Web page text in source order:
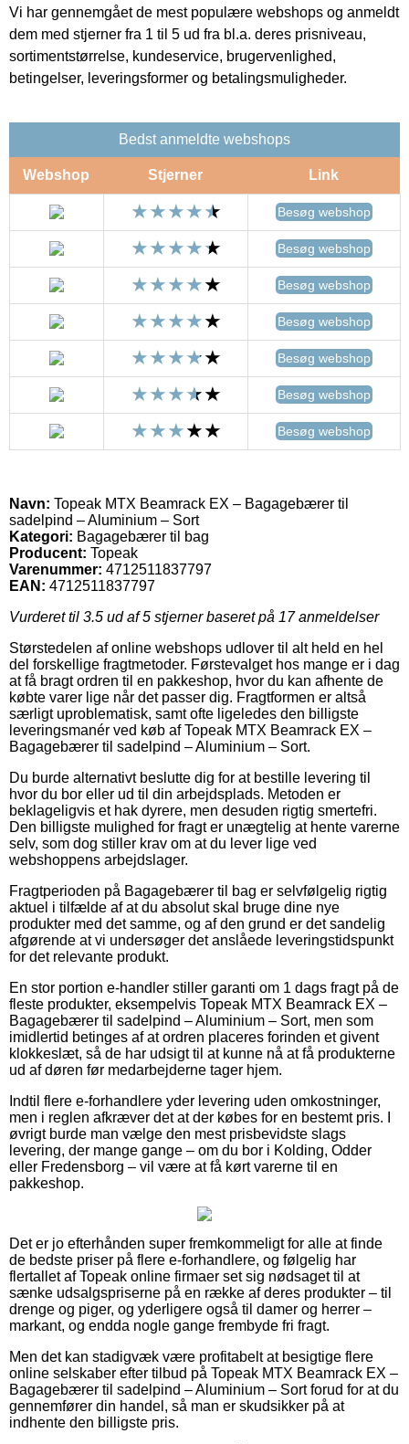
Vi har gennemgået de mest populære webshops og anmeldt
dem med stjerner fra 1 til 5 ud fra bl.a. deres prisniveau,
sortimentstørrelse, kundeservice, brugervenlighed,
betingelser, leveringsformer og betalingsmuligheder.
Bedst anmeldte webshops
Webshop Stjerner Link
Besøg webshop
Besøg webshop
Besøg webshop
Besøg webshop
Besøg webshop
Besøg webshop
Besøg webshop
Navn: Topeak MTX Beamrack EX – Bagagebærer til
sadelpind – Aluminium – Sort
Kategori: Bagagebærer til bag
Producent: Topeak
Varenummer: 4712511837797
EAN: 4712511837797
Vurderet til 3.5 ud af 5 stjerner baseret på 17anmeldelser
Størstedelen af online webshops udlover til alt held en hel
del forskellige fragtmetoder. Førstevalget hos mange er i dag
at få bragt ordren til en pakkeshop, hvor du kan afhente de
købte varer lige når det passer dig. Fragtformen er altså
særligt uproblematisk, samt ofte ligeledes den billigste
leveringsmanér ved køb af Topeak MTX Beamrack EX –
Bagagebærer til sadelpind – Aluminium – Sort.
Du burde alternativt beslutte dig for at bestille levering til
hvor du bor eller ud til din arbejdsplads. Metoden er
beklageligvis et hak dyrere, men desuden rigtig smertefri.
Den billigste mulighed for fragt er unægtelig at hente varerne
selv, som dog stiller krav om at du lever lige ved
webshoppens arbejdslager.
Fragtperioden på Bagagebærer til bag er selvfølgelig rigtig
aktuel i tilfælde af at du absolut skal bruge dine nye
produkter med det samme, og af den grund er det sandelig
afgørende at vi undersøger det anslåede leveringstidspunkt
for det relevante produkt.
En stor portion e-handler stiller garanti om 1 dags fragt på de
fleste produkter, eksempelvis Topeak MTX Beamrack EX –
Bagagebærer til sadelpind – Aluminium – Sort, men som
imidlertid betinges af at ordren placeres forinden et givent
klokkeslæt, så de har udsigt til at kunne nå at få produkterne
ud af døren før medarbejderne tager hjem.
Indtil flere e-forhandlere yder levering uden omkostninger,
men i reglen afkræver det at der købes for en bestemt pris. I
øvrigt burde man vælge den mest prisbevidste slags
levering, der mange gange – om du bor i Kolding, Odder
eller Fredensborg – vil være at få kørt varerne til en
pakkeshop.
Det er jo efterhånden super fremkommeligt for alle at finde
de bedste priser på flere e-forhandlere, og følgelig har
flertallet af Topeak online firmaer set sig nødsaget til at
sænke udsalgspriserne på en række af deres produkter – til
drenge og piger, og yderligere også til damer og herrer –
markant, og endda nogle gange frembyde fri fragt.
Men det kan stadigvæk være profitabelt at besigtige flere
online selskaber efter tilbud på Topeak MTX Beamrack EX –
Bagagebærer til sadelpind – Aluminium – Sort forud for at du
gennemfører din handel, så man er skudsikker på at
indhente den billigste pris.